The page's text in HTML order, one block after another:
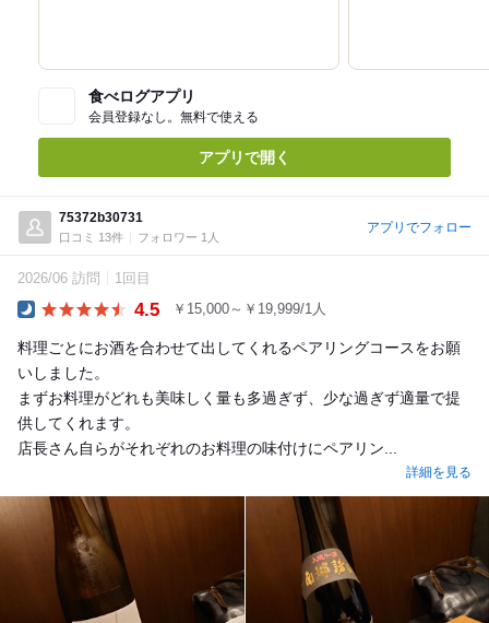
食べログアプリ
会員登録なし。無料で使える
アプリで開く
75372b30731
口コミ 13件 フォロワー 1人
アプリでフォロー
2026/06 訪問 1回目
4.5 ￥15,000～￥19,999/1人
料理ごとにお酒を合わせて出してくれるペアリングコースをお願
いしました。
まずお料理がどれも美味しく量も多過ぎず、少な過ぎず適量で提
供してくれます。
店長さん自らがそれぞれのお料理の味付けにペアリン...
詳細を見る